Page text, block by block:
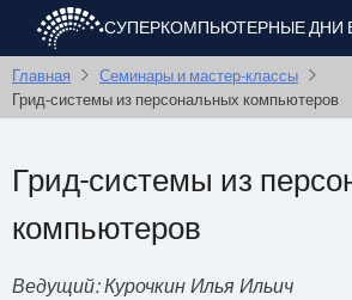
Перейти
основному
содержанию
СУПЕРКОМПЬЮТЕРНЫЕ ДНИ
Главная
Семинары и мастер-классы
Грид-системы из персональных компьютеров
Грид-системы из
компьютеров
Ведущий: Курочкин Илья Ильич